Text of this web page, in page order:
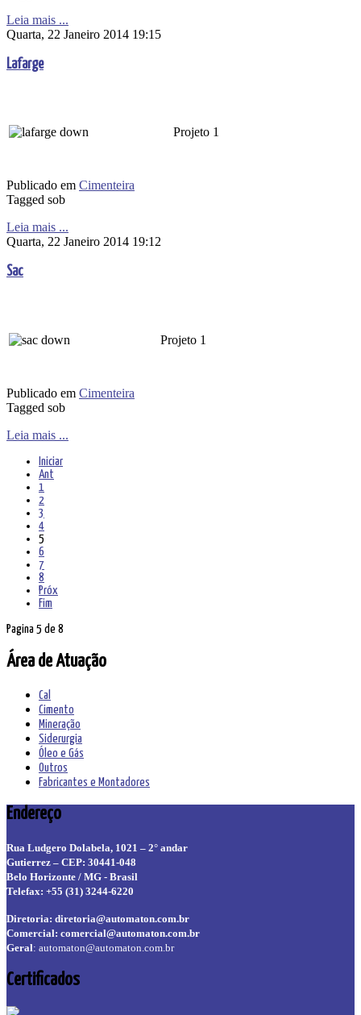
Leia mais ...
Quarta, 22 Janeiro 2014 19:15
Lafarge
Projeto 1
Publicado em Cimenteira
Tagged sob
Leia mais ...
Quarta, 22 Janeiro 2014 19:12
Sac
Projeto 1
Publicado em Cimenteira
Tagged sob
Leia mais ...
Iniciar
Ant
1
2
3
4
5
6
7
8
Próx
Fim
Pagina 5 de 8
Área de Atuação
Cal
Cimento
Mineração
Siderurgia
Óleo e Gás
Outros
Fabricantes e Montadores
Endereço
Rua Ludgero Dolabela, 1021 – 2° andar
Gutierrez – CEP: 30441-048
Belo Horizonte / MG - Brasil
Telefax: +55 (31) 3244-6220
Diretoria: diretoria@automaton.com.br
Comercial: comercial@automaton.com.br
Geral: automaton@automaton.com.br
Certificados